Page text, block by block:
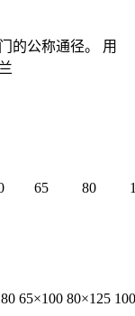
的公称通径。 用
65 80
65×100 80×125